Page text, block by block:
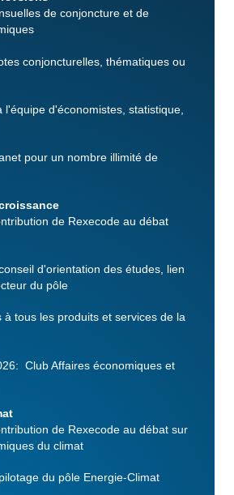
de conjoncture et de
conjoncturelles, thématiques ou
l'équipe d'économistes, statistique,
pour un nombre illimité de
de Rexecode au débat
d'orientation des études, lien
du pôle
à tous les produits et services de la
Club Affaires économiques et
de Rexecode au débat sur
du climat
du pôle Energie-Climat